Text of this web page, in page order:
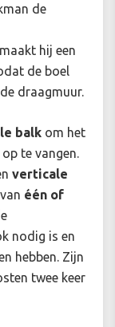
de
hij een
de boel
draagmuur.
balk om het
te vangen.
verticale
één of
nodig is en
hebben. Zijn
twee keer